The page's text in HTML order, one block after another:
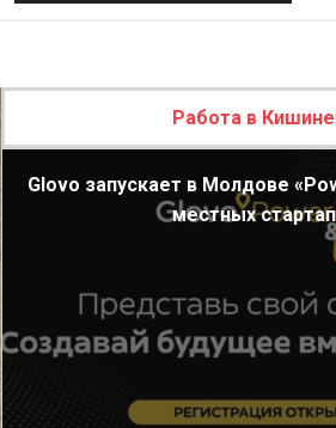
Работа в
Glovo запускает в Молдове
местных